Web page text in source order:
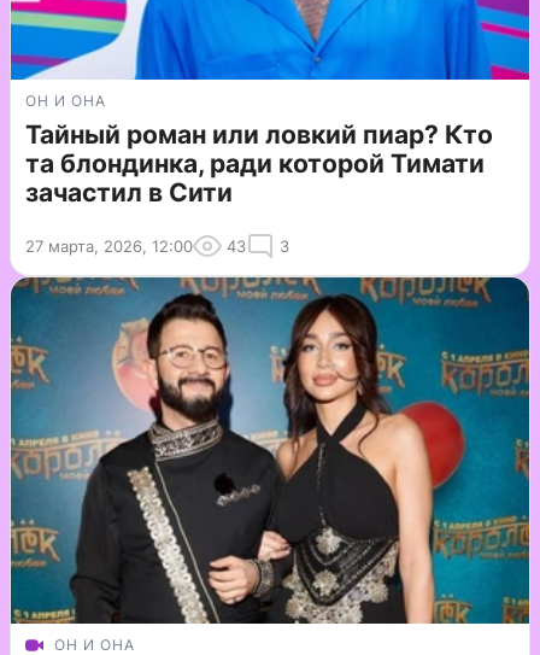
ОН И ОНА
Тайный роман или ловкий пиар? Кто
та блондинка, ради которой Тимати
зачастил в Сити
27 марта, 2026, 12:00 43 3
ОН И ОНА